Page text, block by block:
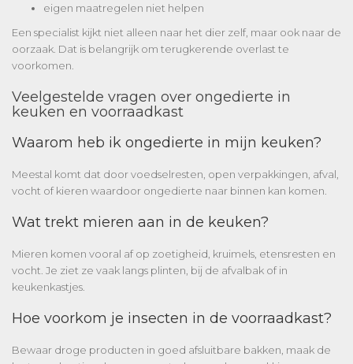
eigen maatregelen niet helpen
Een specialist kijkt niet alleen naar het dier zelf, maar ook naar de
oorzaak. Dat is belangrijk om terugkerende overlast te
voorkomen.
Veelgestelde vragen over ongedierte in
keuken en voorraadkast
Waarom heb ik ongedierte in mijn keuken?
Meestal komt dat door voedselresten, open verpakkingen, afval,
vocht of kieren waardoor ongedierte naar binnen kan komen.
Wat trekt mieren aan in de keuken?
Mieren komen vooral af op zoetigheid, kruimels, etensresten en
vocht. Je ziet ze vaak langs plinten, bij de afvalbak of in
keukenkastjes.
Hoe voorkom je insecten in de voorraadkast?
Bewaar droge producten in goed afsluitbare bakken, maak de